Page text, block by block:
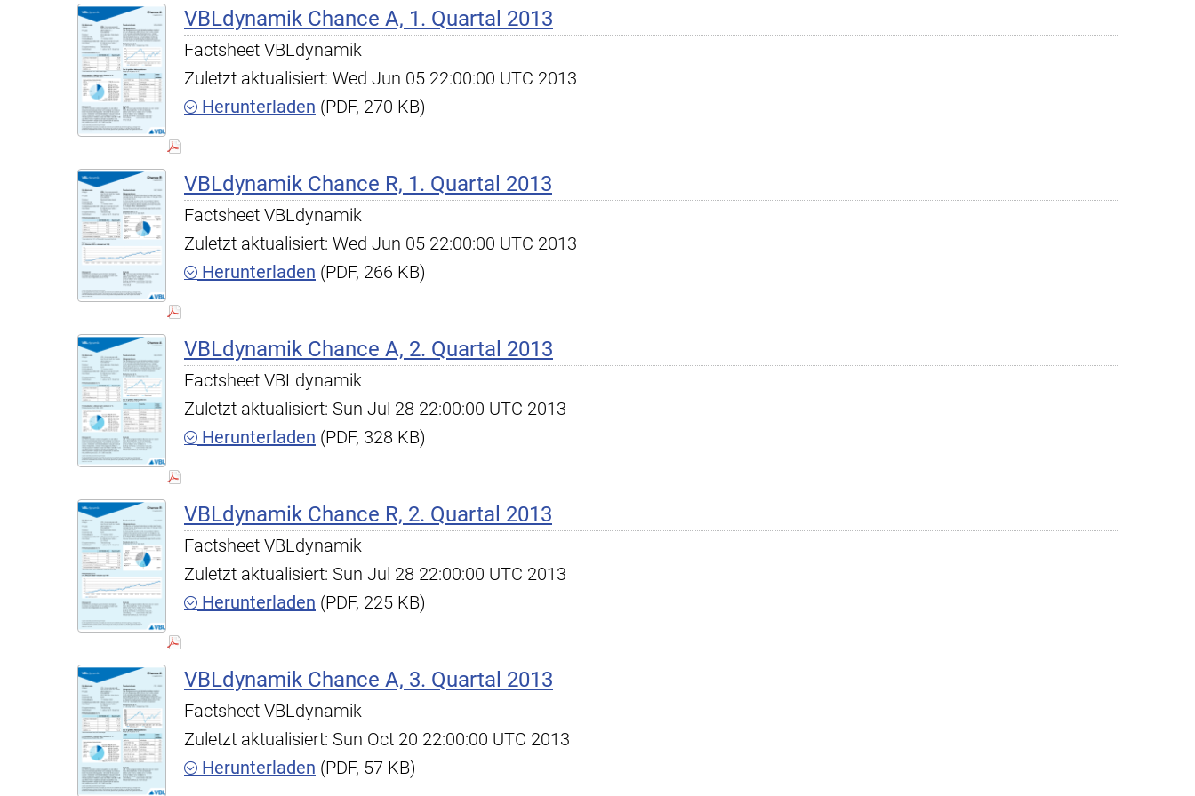
VBLdynamik Chance A, 1. Quartal 2013
Factsheet VBLdynamik
Zuletzt aktualisiert: Wed Jun 05 22:00:00 UTC 2013
Herunterladen (PDF, 270 KB)
VBLdynamik Chance R, 1. Quartal 2013
Factsheet VBLdynamik
Zuletzt aktualisiert: Wed Jun 05 22:00:00 UTC 2013
Herunterladen (PDF, 266 KB)
VBLdynamik Chance A, 2. Quartal 2013
Factsheet VBLdynamik
Zuletzt aktualisiert: Sun Jul 28 22:00:00 UTC 2013
Herunterladen (PDF, 328 KB)
VBLdynamik Chance R, 2. Quartal 2013
Factsheet VBLdynamik
Zuletzt aktualisiert: Sun Jul 28 22:00:00 UTC 2013
Herunterladen (PDF, 225 KB)
VBLdynamik Chance A, 3. Quartal 2013
Factsheet VBLdynamik
Zuletzt aktualisiert: Sun Oct 20 22:00:00 UTC 2013
Herunterladen (PDF, 57 KB)